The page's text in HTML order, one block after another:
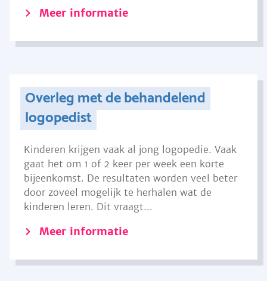
Meer informatie
Overleg met de behandelend
logopedist
Kinderen krijgen vaak al jong logopedie. Vaak
gaat het om 1 of 2 keer per week een korte
bijeenkomst. De resultaten worden veel beter
door zoveel mogelijk te herhalen wat de
kinderen leren. Dit vraagt...
Meer informatie